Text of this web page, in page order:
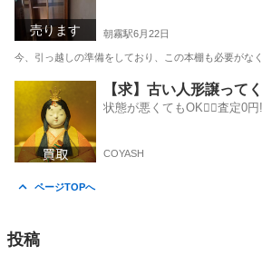
売ります 朝霧駅6月22日
今、引っ越しの準備をしており、この本棚も必要がな
朝霧駅 収納家具
【求】古い人形譲って
状態が悪くてもOK🙆‍♀️査定0円
COYASH
ページTOPへ
投稿